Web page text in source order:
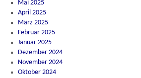
Mai 2025
April 2025
März 2025
Februar 2025
Januar 2025
Dezember 2024
November 2024
Oktober 2024